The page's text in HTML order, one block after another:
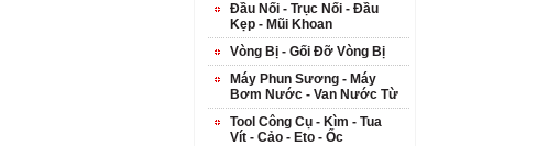
Đầu Nối - Trục Nối - Đầu
Kẹp - Mũi Khoan
Vòng Bị - Gối Đỡ Vòng Bị
Máy Phun Sương - Máy
Bơm Nước - Van Nước Từ
Tool Công Cụ - Kìm - Tua
Vít - Cảo - Eto - Ốc